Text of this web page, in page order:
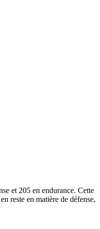
et 205 en endurance. Cette
reste en matière de défense,